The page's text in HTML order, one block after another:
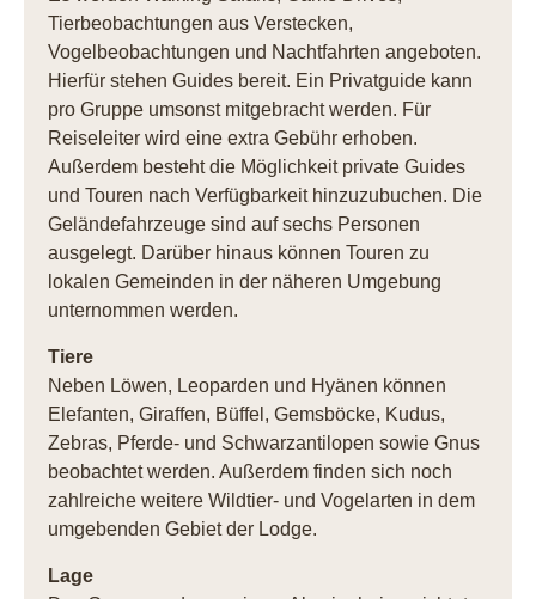
Tierbeobachtungen aus Verstecken,
Vogelbeobachtungen und Nachtfahrten angeboten.
Hierfür stehen Guides bereit. Ein Privatguide kann
pro Gruppe umsonst mitgebracht werden. Für
Reiseleiter wird eine extra Gebühr erhoben.
Außerdem besteht die Möglichkeit private Guides
und Touren nach Verfügbarkeit hinzuzubuchen. Die
Geländefahrzeuge sind auf sechs Personen
ausgelegt. Darüber hinaus können Touren zu
lokalen Gemeinden in der näheren Umgebung
unternommen werden.
Tiere
Neben Löwen, Leoparden und Hyänen können
Elefanten, Giraffen, Büffel, Gemsböcke, Kudus,
Zebras, Pferde- und Schwarzantilopen sowie Gnus
beobachtet werden. Außerdem finden sich noch
zahlreiche weitere Wildtier- und Vogelarten in dem
umgebenden Gebiet der Lodge.
Lage